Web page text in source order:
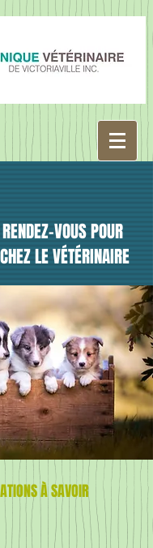
VOUS POUR
LE VÉTÉRINAIRE
À SAVOIR